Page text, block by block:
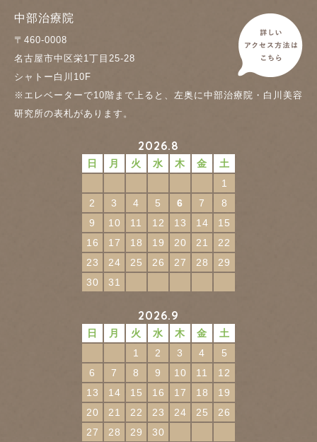
中部治療院
〒460-0008
名古屋市中区栄1丁目25-28
シャトー白川10F
※エレベーターで10階まで上ると、左奥に中部治療院・白川美容
研究所の表札があります。
2026.8
日 月 火 水 木 金
土
1
2
3 4 5 6 7
8
9
10 11 12 13 14
15
16
17 18 19 20 21
22
23
24 25 26 27 28
29
30
31
2026.9
日 月 火 水 木 金
土
1
2 3 4
5
6
7 8 9 10 11
12
13
14 15 16 17 18
19
20
21 22 23 24 25
26
27
28 29 30